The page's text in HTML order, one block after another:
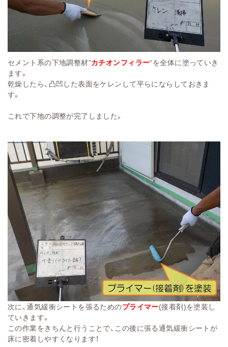
セメント系の下地調整材”カチオンフィラー“を全体に塗っていき
ます。
乾燥したら、凸凹した表面をケレンして平らにならしておきま
す。
これで下地の調整が完了しました。
次に、通気緩衝シートを張るためのプライマー(接着剤)を塗装し
ていきます。
この作業をきちんと行うことで、この後に張る通気緩衝シートが
床に密着しやすくなります！